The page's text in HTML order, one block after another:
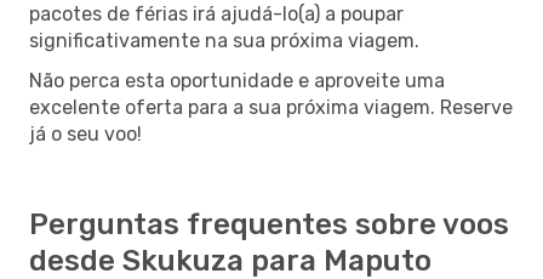
pacotes de férias irá ajudá-lo(a) a poupar
significativamente na sua próxima viagem.
Não perca esta oportunidade e aproveite uma
excelente oferta para a sua próxima viagem. Reserve
já o seu voo!
Perguntas frequentes sobre voos
desde Skukuza para Maputo